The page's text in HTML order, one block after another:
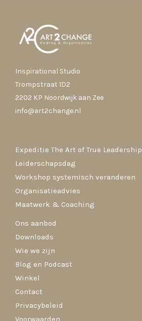
Inspirational Studio
Trompstraat 1D2
2202 KP Noordwijk aan Zee
info@art2change.nl
Expeditie The Art of True Leadership
Leiderschapsdag
Workshop systemisch veranderen
Organisatieadvies
Maatwerk & Coaching
Ons aanbod
Downloads
Wie we zijn
Blog en Podcast
Winkel
Contact
Privacybeleid
Voorwaarden